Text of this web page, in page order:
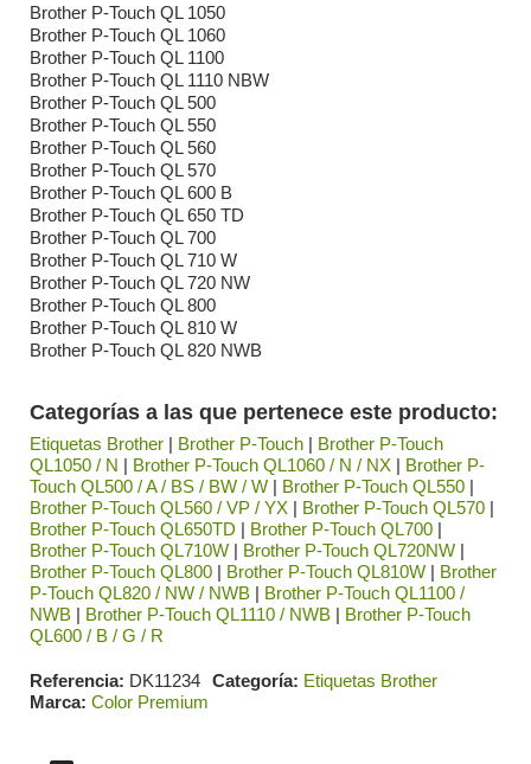
Brother P-Touch QL 1050
Brother P-Touch QL 1060
Brother P-Touch QL 1100
Brother P-Touch QL 1110 NBW
Brother P-Touch QL 500
Brother P-Touch QL 550
Brother P-Touch QL 560
Brother P-Touch QL 570
Brother P-Touch QL 600 B
Brother P-Touch QL 650 TD
Brother P-Touch QL 700
Brother P-Touch QL 710 W
Brother P-Touch QL 720 NW
Brother P-Touch QL 800
Brother P-Touch QL 810 W
Brother P-Touch QL 820 NWB
Categorías a las que pertenece este producto:
Etiquetas Brother | Brother P-Touch | Brother P-Touch
QL1050 / N | Brother P-Touch QL1060 / N / NX | Brother P-
Touch QL500 / A / BS / BW / W | Brother P-Touch QL550 |
Brother P-Touch QL560 / VP / YX | Brother P-Touch QL570 |
Brother P-Touch QL650TD | Brother P-Touch QL700 |
Brother P-Touch QL710W | Brother P-Touch QL720NW |
Brother P-Touch QL800 | Brother P-Touch QL810W | Brother
P-Touch QL820 / NW / NWB | Brother P-Touch QL1100 /
NWB | Brother P-Touch QL1110 / NWB | Brother P-Touch
QL600 / B / G / R
Referencia DK11234 Categoría Etiquetas Brother
Marca Color Premium